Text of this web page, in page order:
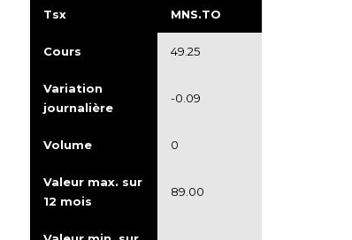
Tsx MNS.TO
Cours 49.25
Variation
journalière
-0.09
Volume 0
Valeur max. sur
12 mois
89.00